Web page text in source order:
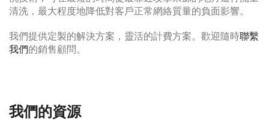
清洗，最大程度地降低對客戶正常網絡質量的負面影響。
我們提供定製的解決方案，靈活的計費方案。歡迎隨時聯繫
我們的銷售顧問。
我們的資源